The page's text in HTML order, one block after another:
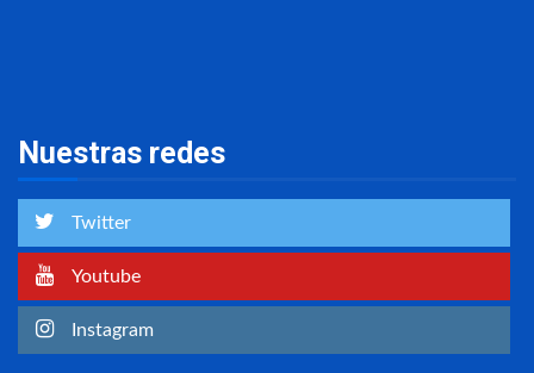
Nuestras redes
Twitter
Youtube
Instagram